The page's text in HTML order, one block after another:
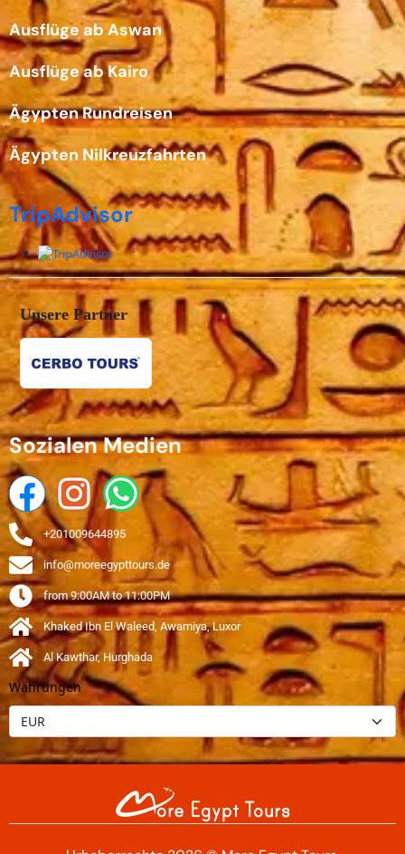
Ausflüge ab Aswan
Ausflüge ab Kairo
Ägypten Rundreisen
Ägypten Nilkreuzfahrten
TripAdvisor
Unsere Partner
Sozialen Medien
+201009644895
info@moreegypttours.de
from 9:00AM to 11:00PM
Khaked Ibn El Waleed, Awamiya, Luxor
Al Kawthar, Hurghada
Währungen